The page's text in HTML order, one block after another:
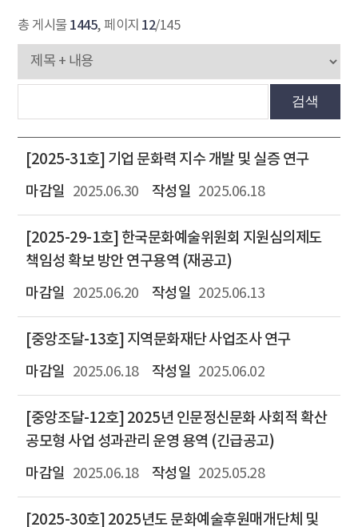
총 게시물 1445, 페이지 12/145
검색
[2025-31호] 기업 문화력 지수 개발 및 실증 연구
2025.06.30 2025.06.18
[2025-29-1호] 한국문화예술위원회 지원심의제도
책임성 확보 방안 연구용역 (재공고)
2025.06.20 2025.06.13
[중앙조달-13호] 지역문화재단 사업조사 연구
2025.06.18 2025.06.02
[중앙조달-12호] 2025년 인문정신문화 사회적 확산
공모형 사업 성과관리 운영 용역 (긴급공고)
2025.06.18 2025.05.28
[2025-30호] 2025년도 문화예술후원매개단체 및